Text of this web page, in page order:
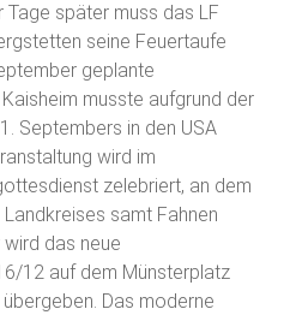
später muss das LF
seine Feuertaufe
geplante
musste aufgrund der
Septembers in den USA
wird im
zelebriert, an dem
samt Fahnen
das neue
12 auf dem Münsterplatz
Das moderne